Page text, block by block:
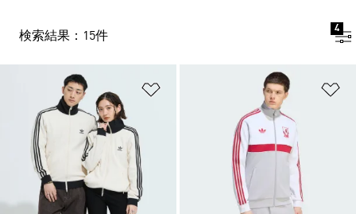
検索結果：15件
4
ほしいものリストに追加